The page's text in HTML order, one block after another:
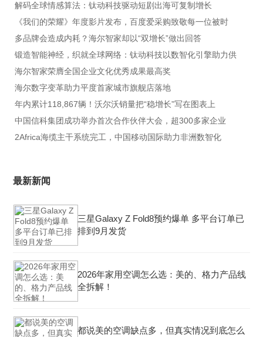
解码全球情感算法：钛动科技驱动短剧出海可复制增长
《我们的荣耀》年度影片发布，百度爱采购致敬每一位被时
多品牌会造成内耗？海尔智家却以“双增长”做出回答
锻造智能神经，织就全球网络：钛动科技以数智化引擎助力供
海尔智家荣膺全国企业文化优秀成果最高奖
海尔数字变革助力平度首家城市旗舰店落地
年内累计118,867辆！沃尔沃销量把“稳增长”写在图表上
中国信科集团成功举办首次合作伙伴大会，超300多家企业
2Africa海缆主干系统完工，中国移动国际助力非洲数智化
最新新闻
三星Galaxy Z Fold8预约爆单 多平台订单已
排到9月发货
2026年家用空调怎么选：美的、格力产品线
全拆解！
都说美的空调缺点多，但真实情况到底怎么